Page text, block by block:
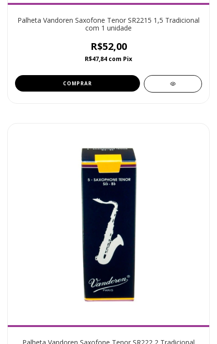
Palheta Vandoren Saxofone Tenor SR2215 1,5 Tradicional
com 1 unidade
R$52,00
R$47,84 com Pix